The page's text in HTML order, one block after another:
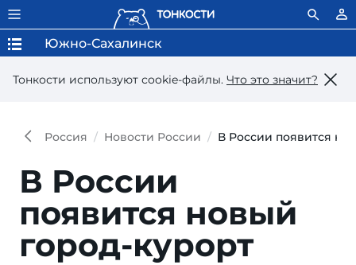
Тонкости используют сookie-файлы. Что это значит?
Южно-Сахалинск
Россия Новости России В России появится
В России
появится но­вый
город-курорт